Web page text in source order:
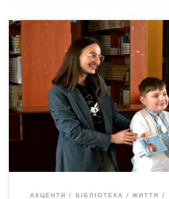
21 лютого 2024-го підведені підсумки І
наукової конференції учнівської молоді
відбулася у Чернівцях від 12 до 16 лютого
Конференція «Всесвіт» проводиться з
поширення астрономічних знань,
астрономії та досліджень космосу, науки,
Організатори: Управління освіти […]
АКЦЕНТИ БІБЛІОТЕКА
ЖИТТЯ